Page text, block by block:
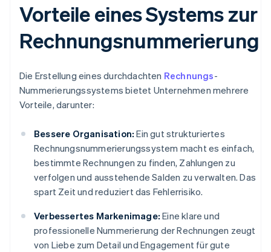
Vorteile eines Systems zur
Rechnungsnummerierung
Die Erstellung eines durchdachten Rechnungs-
Nummerierungssystems bietet Unternehmen mehrere
Vorteile, darunter:
Bessere Organisation: Ein gut strukturiertes
Rechnungsnummerierungssystem macht es einfach,
bestimmte Rechnungen zu finden, Zahlungen zu
verfolgen und ausstehende Salden zu verwalten. Das
spart Zeit und reduziert das Fehlerrisiko.
Verbessertes Markenimage: Eine klare und
professionelle Nummerierung der Rechnungen zeugt
von Liebe zum Detail und Engagement für gute